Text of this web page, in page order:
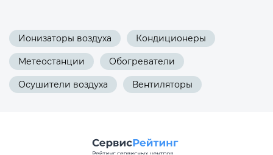
Ионизаторы воздуха Кондиционеры
Метеостанции Обогреватели
Осушители воздуха Вентиляторы